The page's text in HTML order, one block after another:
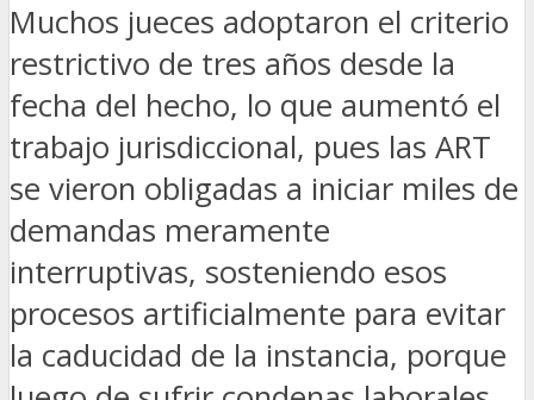
Muchos jueces adoptaron el criterio
restrictivo de tres años desde la
fecha del hecho, lo que aumentó el
trabajo jurisdiccional, pues las ART
se vieron obligadas a iniciar miles de
demandas meramente
interruptivas, sosteniendo esos
procesos artificialmente para evitar
la caducidad de la instancia, porque